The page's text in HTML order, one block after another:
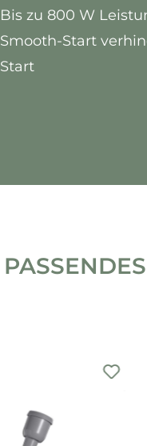
Bis zu 800 W
Smooth-Start
Start